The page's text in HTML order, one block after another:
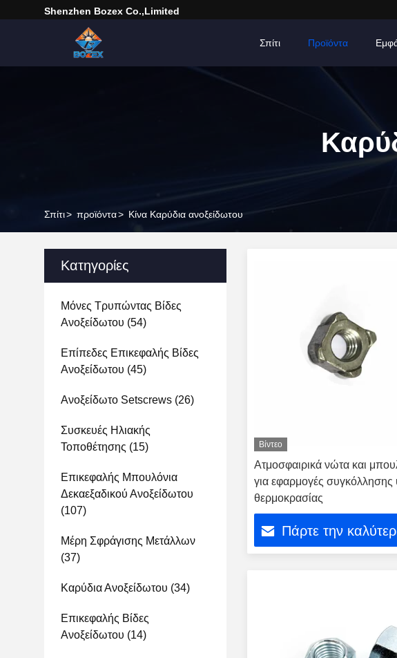
Shenzhen Bozex Co.,limited
Σπίτι Προϊόντα
Σπίτι> προϊόντα> Κίνα Καρύδια ανοξείδωτου
Κατηγορίες
Μόνες Τρυπώντας Βίδες
Ανοξείδωτου (54)
Επίπεδες Επικεφαλής Βίδες
Ανοξείδωτου (45)
Ανοξείδωτο Setscrews (26)
Συσκευές Ηλιακής
Τοποθέτησης (15)
Επικεφαλής Μπουλόνια
Δεκαεξαδικού Ανοξείδωτου
(107)
Μέρη Σφράγισης Μετάλλων
(37)
Καρύδια Ανοξείδωτου (34)
Επικεφαλής Βίδες
Ανοξείδωτου (14)
Βίντεο
Ατμοσφαιρικά νώτα και
για εφαρμογές συγκόλλησης
θερμοκρασίας
Πάρτε την